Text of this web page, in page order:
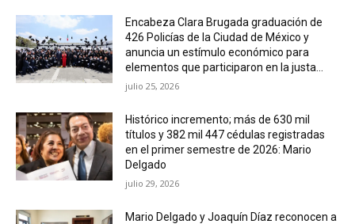
Encabeza Clara Brugada graduación de
426 Policías de la Ciudad de México y
anuncia un estímulo económico para
elementos que participaron en la justa...
julio 25, 2026
Histórico incremento; más de 630 mil
títulos y 382 mil 447 cédulas registradas
en el primer semestre de 2026: Mario
Delgado
julio 29, 2026
Mario Delgado y Joaquín Díaz reconocen a